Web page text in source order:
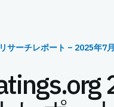
サーチレポート – 2025年7